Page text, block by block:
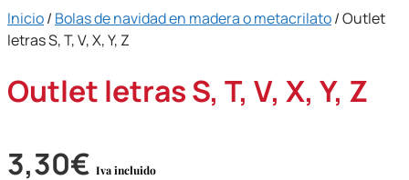
Inicio/ Bolas de navidad en madera o metacrilato/ Outlet
letras S, T, V, X, Y, Z
Outlet letras S, T, V, X, Y, Z
3,30€ Iva incluido